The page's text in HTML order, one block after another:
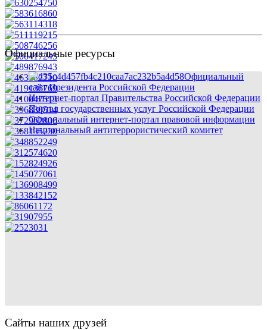
Официальные ресурсы
Официальный
сайт Президента Российской Федерации
Интернет-портал Правительства Российской Федерации
Портал государственных услуг Российской Федерации
Официальный интернет-портал правовой информации
Национальный антитеррористический комитет
Сайты наших друзей